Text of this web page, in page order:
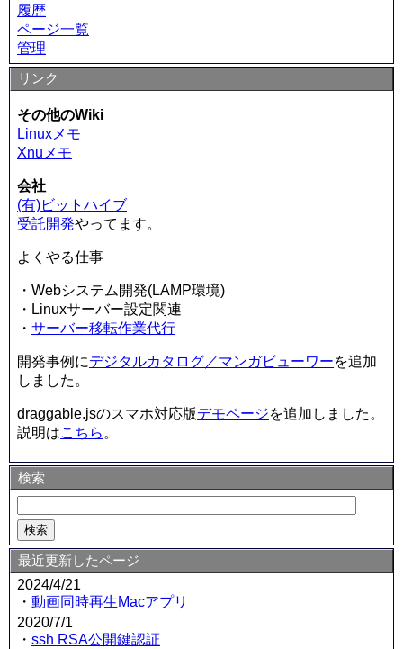
履歴
ページ一覧
管理
リンク
その他のWiki
Linuxメモ
Xnuメモ
会社
(有)ビットハイブ
受託開発やってます。
よくやる仕事
・Webシステム開発(LAMP環境)
・Linuxサーバー設定関連
・ サーバー移転作業代行
開発事例にデジタルカタログ／マンガビューワーを追加
しました。
draggable.jsのスマホ対応版デモページを追加しました。
説明はこちら 。
検索
最近更新したページ
2024/4/21
・ 動画同時再生Macアプリ
2020/7/1
・ ssh RSA公開鍵認証